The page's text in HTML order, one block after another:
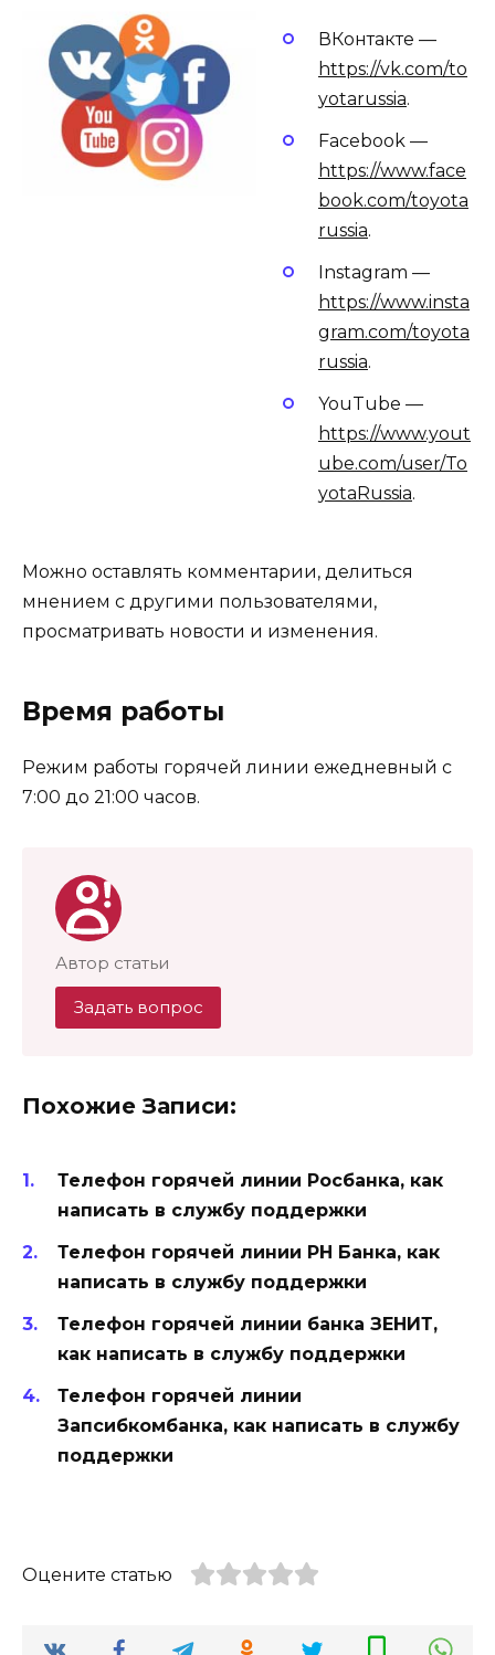
ВКонтакте —
https://vk.com/to
yotarussia.
Facebook —
https://www.face
book.com/toyota
russia.
Instagram —
https://www.insta
gram.com/toyota
russia.
YouTube —
https://www.yout
ube.com/user/To
yotaRussia.
Можно оставлять комментарии, делиться
мнением с другими пользователями,
просматривать новости и изменения.
Время работы
Режим работы горячей линии ежедневный с
7:00 до 21:00 часов.
Автор статьи
Задать вопрос
Похожие Записи:
Телефон горячей линии Росбанка, как
написать в службу поддержки
Телефон горячей линии РН Банка, как
написать в службу поддержки
Телефон горячей линии банка ЗЕНИТ,
как написать в службу поддержки
Телефон горячей линии
Запсибкомбанка, как написать в службу
поддержки
Оцените статью